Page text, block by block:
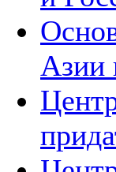
Азии